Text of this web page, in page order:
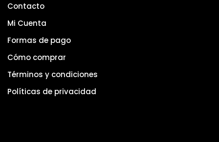
Contacto
Mi Cuenta
Formas de pago
Cómo comprar
Términos y condiciones
Políticas de privacidad